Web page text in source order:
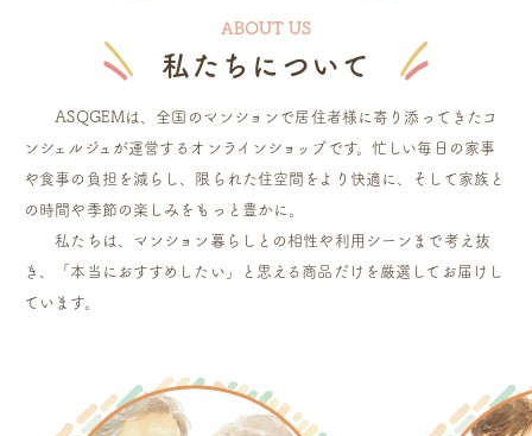
ABOUT US
私たちについて
ASQGEMは、全国のマンションで居住者様に寄り添ってきたコ
ンシェルジュが運営するオンラインショップです。忙しい毎日の家事
や食事の負担を減らし、限られた住空間をより快適に、そして家族と
の時間や季節の楽しみをもっと豊かに。
私たちは、マンション暮らしとの相性や利用シーンまで考え抜
き、「本当におすすめしたい」と思える商品だけを厳選してお届けし
ています。